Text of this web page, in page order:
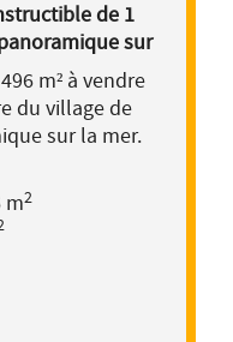
de 1
sur
m² à vendre
du village de
sur la mer.
m2